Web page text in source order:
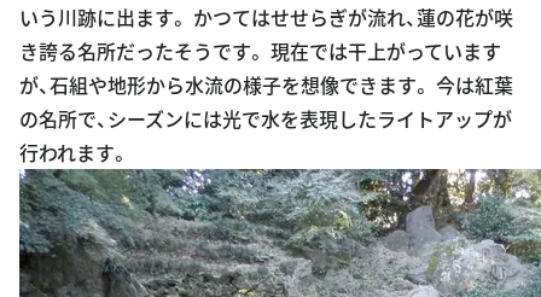
いう川跡に出ます。 かつてはせせらぎが流れ、蓮の花が咲
き誇る名所だったそうです。 現在では干上がっています
が、石組や地形から水流の様子を想像できます。 今は紅葉
の名所で、シーズンには光で水を表現したライトアップが
行われます。